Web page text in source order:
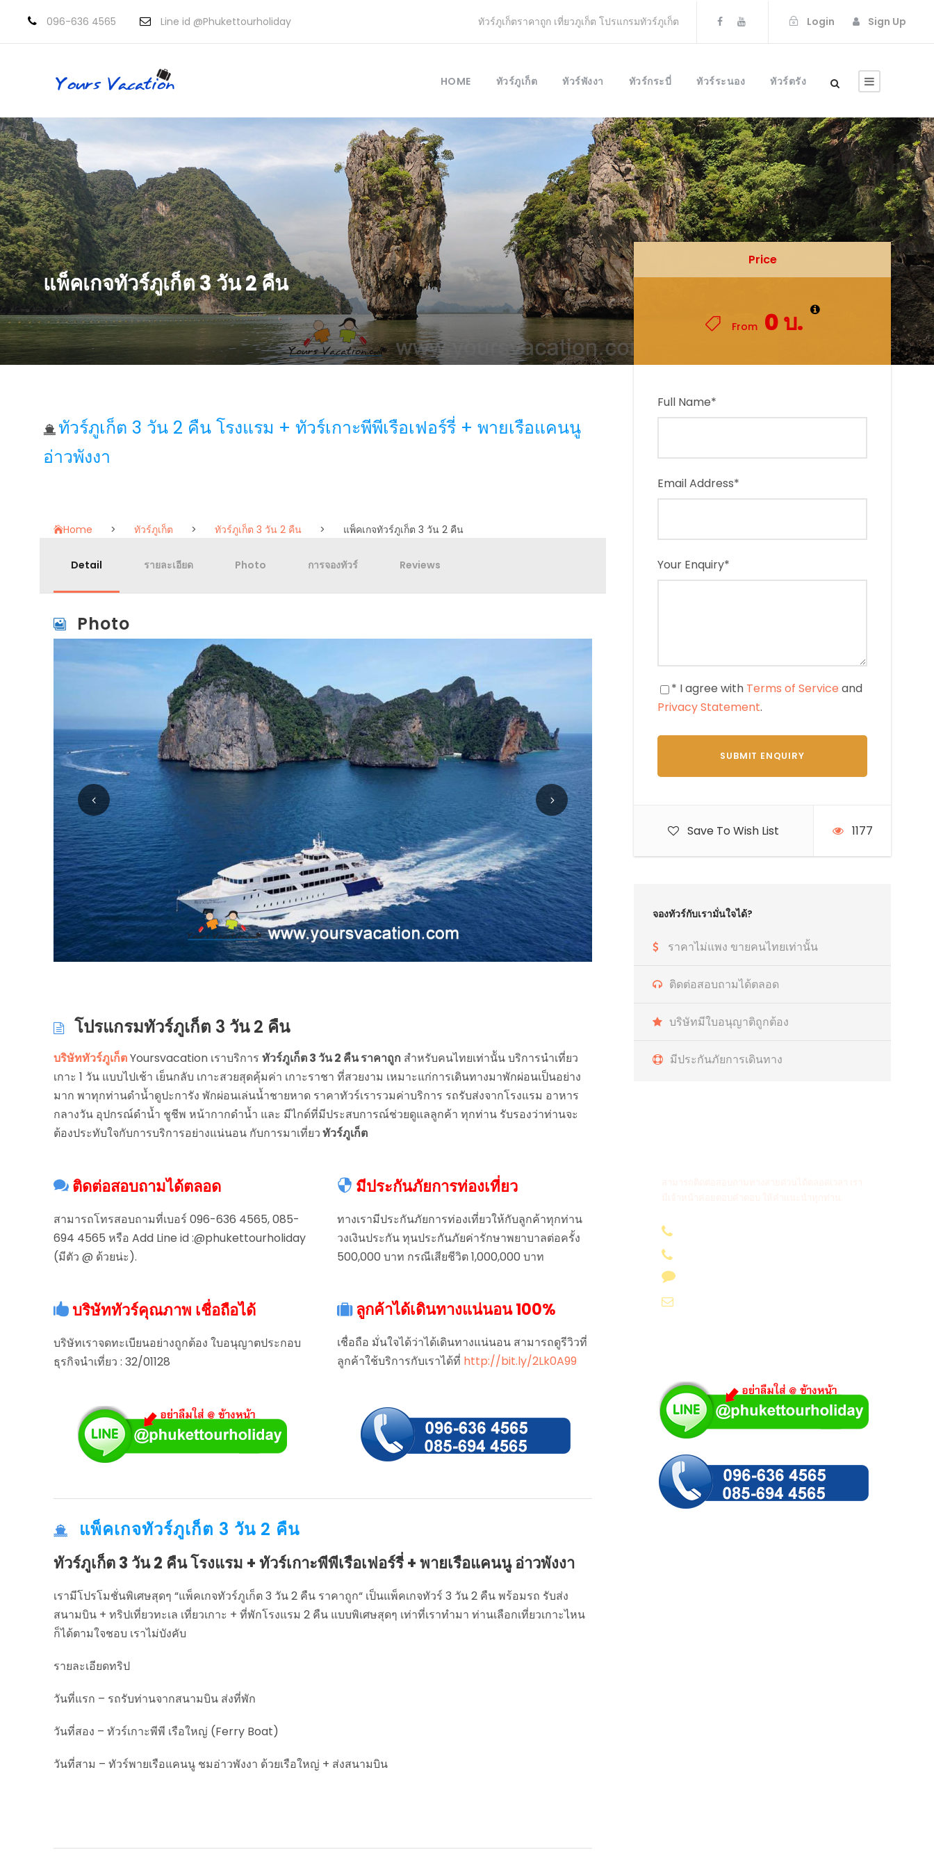
096-636 4565 Line id @Phukettourholiday ทัวร์ภูเก็ตราคาถูก เที่ยวภูเก็ต โปรแกรมทัวร์ภูเก็ต Login Sign Up
HOME ทัวร์ภูเก็ต ทัวร์พังงา ทัวร์กระบี่ ทัวร์ระนอง ทัวร์ตรัง
แพ็คเกจทัวร์ภูเก็ต 3 วัน 2 คืน
Price
From 0 บ.
Price
From 0 บ.
Full Name*
Email Address*
Your Enquiry*
* I agree with Terms of Service and
Privacy Statement.
Save To Wish List 1177
จองทัวร์กับเรามั่นใจได้?
ราคาไม่แพง ขายคนไทยเท่านั้น
ติดต่อสอบถามได้ตลอด
บริษัทมีใบอนุญาติถูกต้อง
มีประกันภัยการเดินทาง
ทัวร์ภูเก็ต 3 วัน 2 คืน โรงแรม + ทัวร์เกาะพีพีเรือเฟอร์รี่ + พายเรือแคนนู
อ่าวพังงา
Home > ทัวร์ภูเก็ต > ทัวร์ภูเก็ต 3 วัน 2 คืน > แพ็คเกจทัวร์ภูเก็ต 3 วัน 2 คืน
Detail รายละเอียด Photo การจองทัวร์ Reviews
Photo
โปรแกรมทัวร์ภูเก็ต 3 วัน 2 คืน
บริษัททัวร์ภูเก็ตYoursvacation เราบริการ ทัวร์ภูเก็ต 3 วัน 2 คืน ราคาถูก สำหรับคนไทยเท่านััน บริการนำเที่ยว
เกาะ 1 วัน แบบไปเช้า เย็นกลับ เกาะสวยสุดคุ้มค่า เกาะราชา ที่สวยงาม เหมาะแก่การเดินทางมาพักผ่อนเป็นอย่าง
มาก พาทุกท่านดำน้ำดูปะการัง พักผ่อนเล่นน้ำชายหาด ราคาทัวร์เรารวมค่าบริการ รถรับส่งจากโรงแรม อาหาร
กลางวัน อุปกรณ์ดำน้ำ ชูชีพ หน้ากากดำน้ำ และ มีไกด์ที่มีประสบการณ์ช่วยดูแลลูกค้า ทุกท่าน รับรองว่าท่านจะ
ต้องประทับใจกับการบริการอย่างแน่นอน กับการมาเที่ยวทัวร์ภูเก็ต
ติดต่อสอบถามได้ตลอด
สามารถโทรสอบถามที่เบอร์ 096-636 4565, 085-
694 4565 หรือ Add Line id :@phukettourholiday
(มีตัว @ ด้วยน่ะ).
มีประกันภัยการท่องเที่ยว
ทางเรามีประกันภัยการท่องเที่ยวให้กับลูกค้าทุกท่าน
วงเงินประกัน ทุนประกันภัยค่ารักษาพยาบาลต่อครั้ง
500,000 บาท กรณีเสียชีวิต 1,000,000 บาท
บริษัททัวร์คุณภาพ เชื่อถือได้
บริษัทเราจดทะเบียนอย่างถูกต้อง ใบอนุญาตประกอบ
ธุรกิจนำเที่ยว : 32/01128
ลูกค้าได้เดินทางแน่นอน 100%
เชื่อถือ มั่นใจได้ว่าได้เดินทางแน่นอน สามารถดูรีวิวที่
ลูกค้าใช้บริการกับเราได้ที่ http://bit.ly/2Lk0A99
แพ็คเกจทัวร์ภูเก็ต 3 วัน 2 คืน
ทัวร์ภูเก็ต 3 วัน 2 คืน โรงแรม + ทัวร์เกาะพีพีเรือเฟอร์รี่ + พายเรือแคนนู อ่าวพังงา
เรามีโปรโมชั่นพิเศษสุดๆ “แพ็คเกจทัวร์ภูเก็ต 3 วัน 2 คืน ราคาถูก“ เป็นแพ็คเกจทัวร์ 3 วัน 2 คืน พร้อมรถ รับส่ง
สนามบิน + ทริปเที่ยวทะเล เที่ยวเกาะ + ที่พักโรงแรม 2 คืน แบบพิเศษสุดๆ เท่าที่เราทำมา ท่านเลือกเที่ยวเกาะไหน
ก็ได้ตามใจชอบ เราไม่บังคับ
รายละเอียดทริป
วันที่แรก – รถรับท่านจากสนามบิน ส่งที่พัก
วันที่สอง – ทัวร์เกาะพีพี เรือใหญ่ (Ferry Boat)
วันที่สาม – ทัวร์พายเรือแคนนู ชมอ่าวพังงา ด้วยเรือใหญ่ + ส่งสนามบิน